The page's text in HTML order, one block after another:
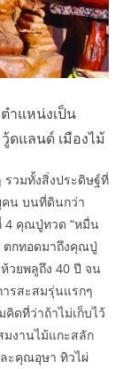
ำแหน่งเป็น
ดแลนด์ เมืองไม้
วมทั้งสิ่งประดิษฐ์ที่
คน บนที่ดินกว่า
4 คุณปู่ทวด “หมื่น
ตกทอดมาถึงคุณปู่
วยพลูถึง 40 ปี จน
รสะสมรุ่นแรกๆ
คิดที่ว่าถ้าไม่เก็บไว้
มงานไม้แกะสลัก
ะคุณอุษา ทิวไผ่